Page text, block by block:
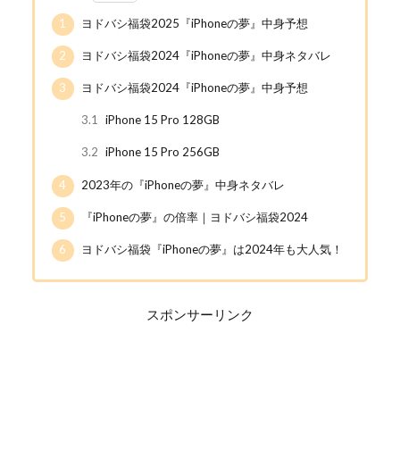
1 ヨドバシ福袋2025『iPhoneの夢』中身予想
2 ヨドバシ福袋2024『iPhoneの夢』中身ネタバレ
3 ヨドバシ福袋2024『iPhoneの夢』中身予想
3.1 iPhone 15 Pro 128GB
3.2 iPhone 15 Pro 256GB
4 2023年の『iPhoneの夢』中身ネタバレ
5 『iPhoneの夢』の倍率｜ヨドバシ福袋2024
6 ヨドバシ福袋『iPhoneの夢』は2024年も大人気！
スポンサーリンク